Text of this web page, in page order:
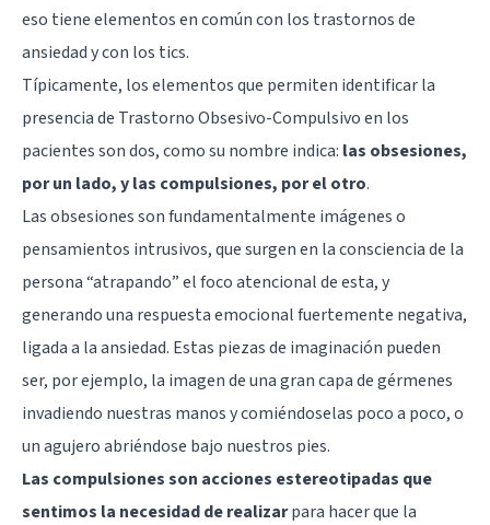
eso tiene elementos en común con los trastornos de
ansiedad y con los tics.
Típicamente, los elementos que permiten identificar la
presencia de Trastorno Obsesivo-Compulsivo en los
pacientes son dos, como su nombre indica: las obsesiones,
por un lado, y las compulsiones, por el otro.
Las obsesiones son fundamentalmente imágenes o
pensamientos intrusivos, que surgen en la consciencia de la
persona “atrapando” el foco atencional de esta, y
generando una respuesta emocional fuertemente negativa,
ligada a la ansiedad. Estas piezas de imaginación pueden
ser, por ejemplo, la imagen de una gran capa de gérmenes
invadiendo nuestras manos y comiéndoselas poco a poco, o
un agujero abriéndose bajo nuestros pies.
Las compulsiones son acciones estereotipadas que
sentimos la necesidad de realizarpara hacer que la